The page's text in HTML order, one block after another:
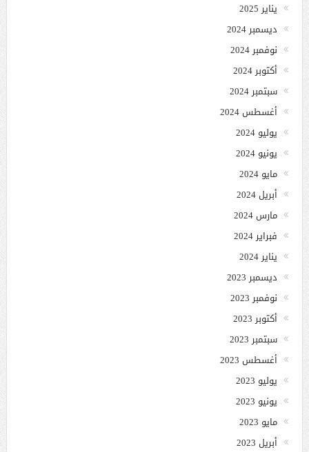
يناير 2025
ديسمبر 2024
نوفمبر 2024
أكتوبر 2024
سبتمبر 2024
أغسطس 2024
يوليو 2024
يونيو 2024
مايو 2024
أبريل 2024
مارس 2024
فبراير 2024
يناير 2024
ديسمبر 2023
نوفمبر 2023
أكتوبر 2023
سبتمبر 2023
أغسطس 2023
يوليو 2023
يونيو 2023
مايو 2023
أبريل 2023